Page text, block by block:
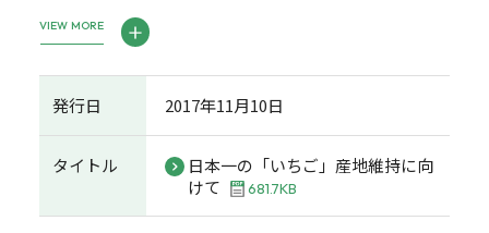
VIEW MORE
発行日 2017年11月10日
タイトル
日本一の「いちご」産地維持に向
けて
681.7KB